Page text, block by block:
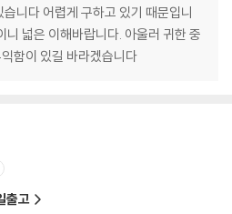
니다 어렵게 구하고 있기 때문입니
니 넓은 이해바랍니다. 아울러 귀한 중
함이 있길 바라겠습니다
출고